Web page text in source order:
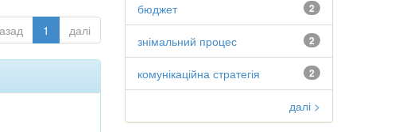
1 далі
2
бюджет
2
знімальний процес
2
комунікаційна стратегія
далі >